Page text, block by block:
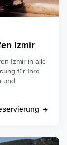
Izmir
Izmir in alle
für Ihre
und